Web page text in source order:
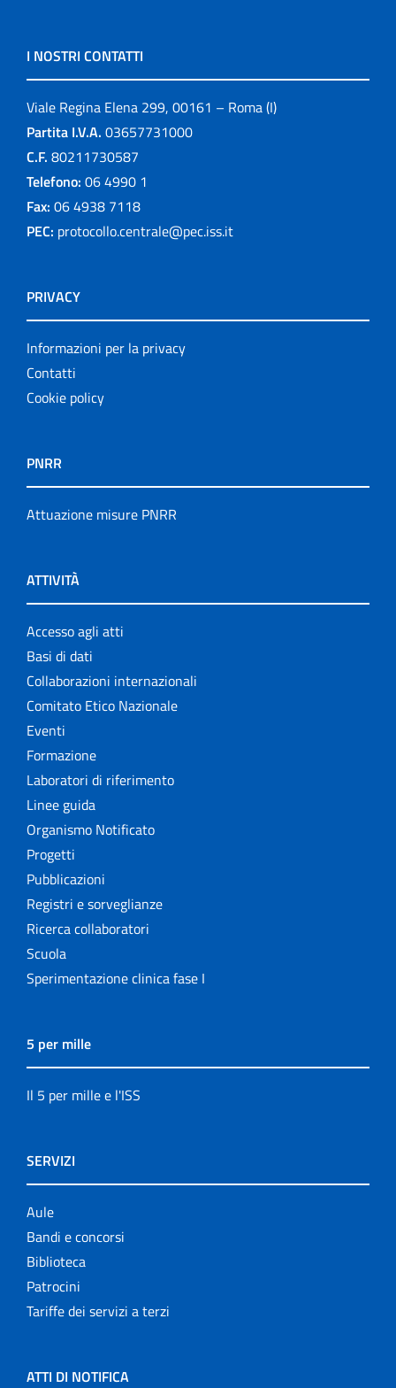
I NOSTRI CONTATTI
Viale Regina Elena 299, 00161 – Roma (I)
Partita I.V.A. 03657731000
C.F. 80211730587
Telefono: 06 4990 1
Fax: 06 4938 7118
PEC: protocollo.centrale@pec.iss.it
PRIVACY
Informazioni per la privacy
Contatti
Cookie policy
PNRR
Attuazione misure PNRR
ATTIVITÀ
Accesso agli atti
Basi di dati
Collaborazioni internazionali
Comitato Etico Nazionale
Eventi
Formazione
Laboratori di riferimento
Linee guida
Organismo Notificato
Progetti
Pubblicazioni
Registri e sorveglianze
Ricerca collaboratori
Scuola
Sperimentazione clinica fase I
5 per mille
Il 5 per mille e l'ISS
SERVIZI
Aule
Bandi e concorsi
Biblioteca
Patrocini
Tariffe dei servizi a terzi
ATTI DI NOTIFICA